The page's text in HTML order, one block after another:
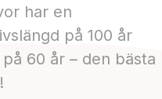
har en
på 100 år
60 år – den bästa